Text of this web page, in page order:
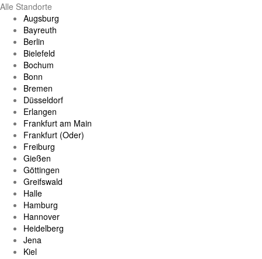
Alle Standorte
Augsburg
Bayreuth
Berlin
Bielefeld
Bochum
Bonn
Bremen
Düsseldorf
Erlangen
Frankfurt am Main
Frankfurt (Oder)
Freiburg
Gießen
Göttingen
Greifswald
Halle
Hamburg
Hannover
Heidelberg
Jena
Kiel